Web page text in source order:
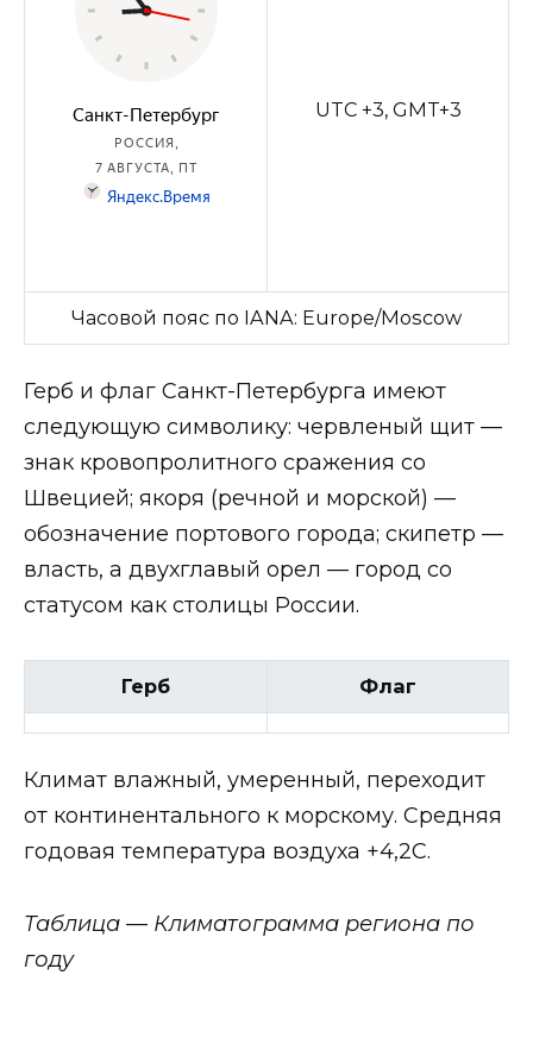
UTC +3, GMT+3
Часовой пояс по IANA: Europe/Moscow
Герб и флаг Санкт-Петербурга имеют
следующую символику: червленый щит —
знак кровопролитного сражения со
Швецией; якоря (речной и морской) —
обозначение портового города; скипетр —
власть, а двухглавый орел — город со
статусом как столицы России.
Герб Флаг
Климат влажный, умеренный, переходит
от континентального к морскому. Средняя
годовая температура воздуха +4,2С.
Таблица — Климатограмма региона по
году